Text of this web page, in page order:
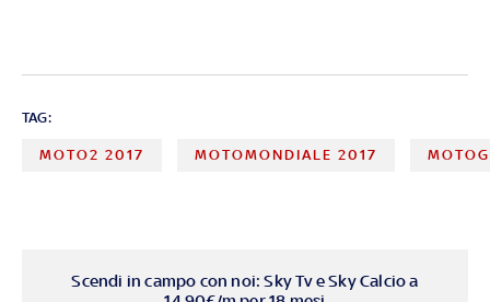
TAG:
MOTO2 2017 MOTOMONDIALE 2017
Scendi in campo con noi: Sky Tv e Sky Calcio a